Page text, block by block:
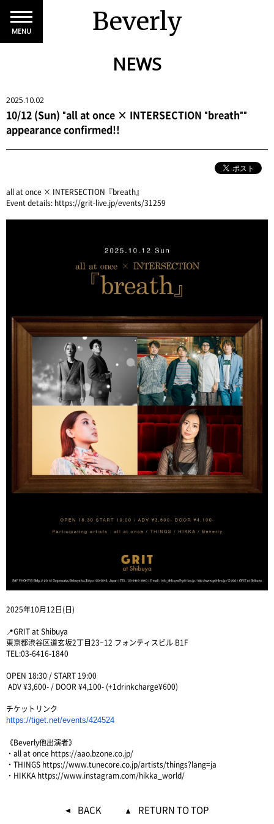
Beverly
MENU
NEWS
2025.10.02
10/12 (Sun) "all at once × INTERSECTION "breath""
appearance confirmed!!
all at once × INTERSECTION『breath』
Event details: https://grit-live.jp/events/31259
2025年10月12日(日)
📍GRIT at Shibuya
東京都渋谷区道玄坂2丁目23−12 フォンティスビル B1F
TEL:03-6416-1840
OPEN 18:30 / START 19:00
ADV ¥3,600- / DOOR ¥4,100- (+1drinkcharge¥600)
チケットリンク
https://tiget.net/events/424524
《Beverly他出演者》
・all at once https://aao.bzone.co.jp/
・THINGS https://www.tunecore.co.jp/artists/things?lang=ja
・HIKKA https://www.instagram.com/hikka_world/
BACK RETURN TO TOP